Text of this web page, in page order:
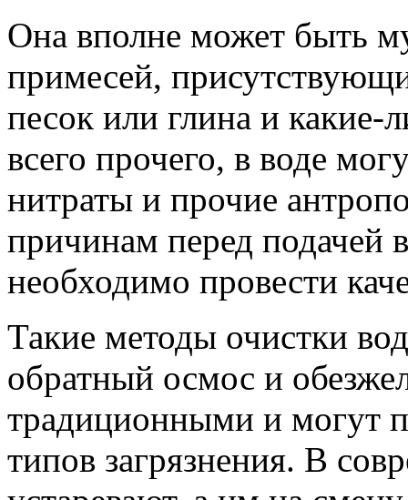
Она вполне может быть
примесей,
песок или глина и
всего прочего, в воде
нитраты и прочие
причинам перед подачей
необходимо провести
Такие методы очистки
обратный осмос и
традиционными и могут
типов загрязнения. В